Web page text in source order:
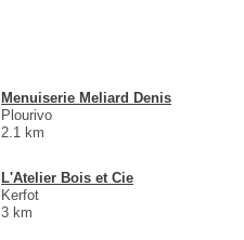
Menuiserie Meliard Denis
Plourivo
2.1 km
L'Atelier Bois et Cie
Kerfot
3 km